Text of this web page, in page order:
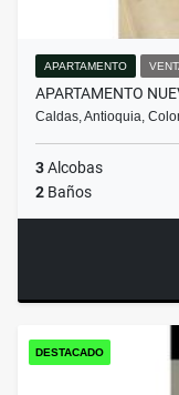
APARTAMENTO
APARTAMENTO
Caldas, Antioquia,
3Alcobas
2 Baños
DESTACADO